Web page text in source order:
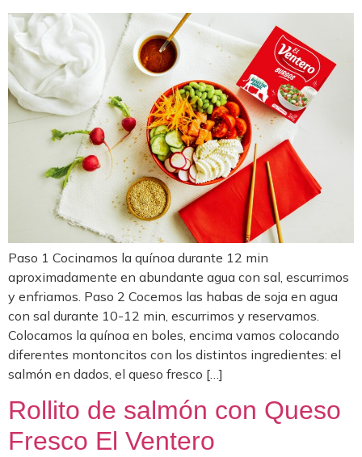
Paso 1 Cocinamos la quínoa durante 12 min
aproximadamente en abundante agua con sal, escurrimos
y enfriamos. Paso 2 Cocemos las habas de soja en agua
con sal durante 10-12 min, escurrimos y reservamos.
Colocamos la quínoa en boles, encima vamos colocando
diferentes montoncitos con los distintos ingredientes: el
salmón en dados, el queso fresco […]
Rollito de salmón con Queso
Fresco El Ventero